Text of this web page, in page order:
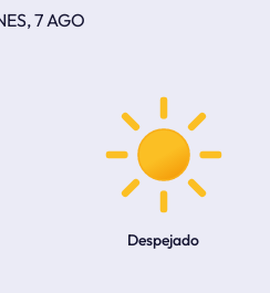
7 AGO
Despejado